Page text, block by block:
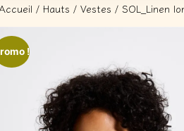
/ Hauts / Vestes / SOL_Linen
!